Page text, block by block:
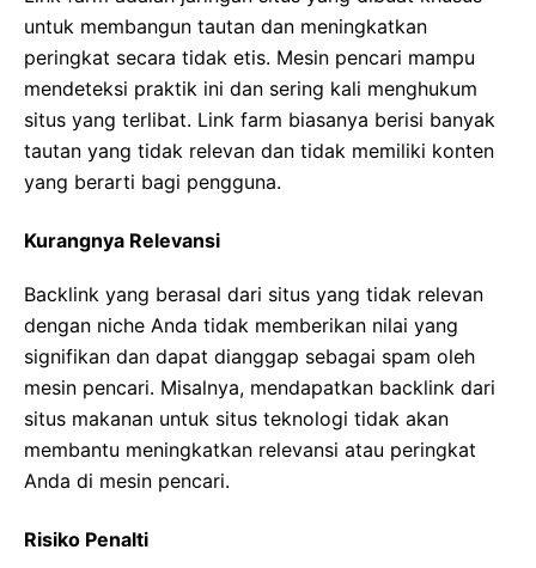
untuk membangun tautan dan meningkatkan
peringkat secara tidak etis. Mesin pencari mampu
mendeteksi praktik ini dan sering kali menghukum
situs yang terlibat. Link farm biasanya berisi banyak
tautan yang tidak relevan dan tidak memiliki konten
yang berarti bagi pengguna.
Kurangnya Relevansi
Backlink yang berasal dari situs yang tidak relevan
dengan niche Anda tidak memberikan nilai yang
signifikan dan dapat dianggap sebagai spam oleh
mesin pencari. Misalnya, mendapatkan backlink dari
situs makanan untuk situs teknologi tidak akan
membantu meningkatkan relevansi atau peringkat
Anda di mesin pencari.
Risiko Penalti